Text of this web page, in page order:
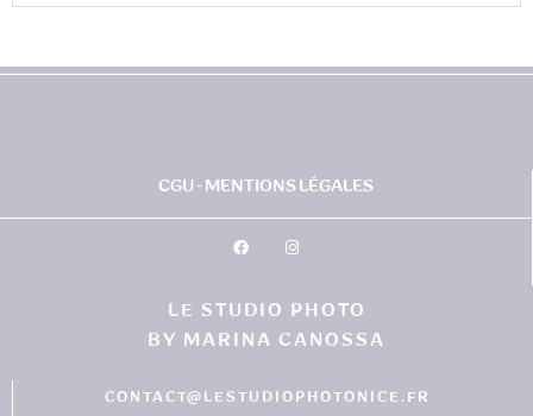
CGU - MENTIONS LÉGALES
LE STUDIO PHOTO
BY MARINA CANOSSA
CONTACT@LESTUDIOPHOTONICE.FR